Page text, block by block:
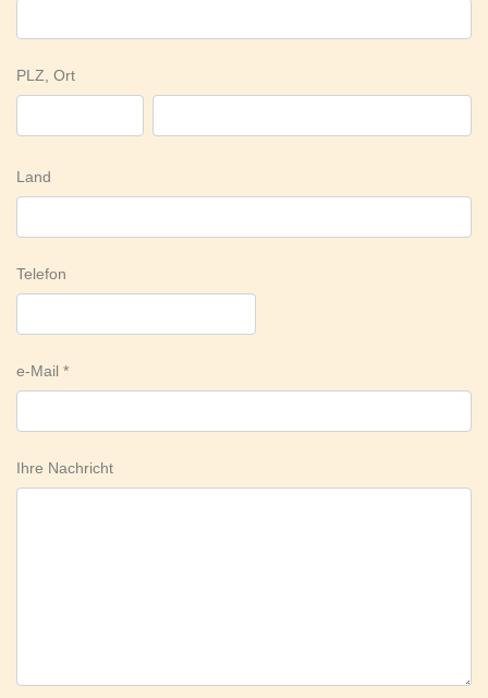
PLZ, Ort
Land
Telefon
e-Mail
Ihre Nachricht